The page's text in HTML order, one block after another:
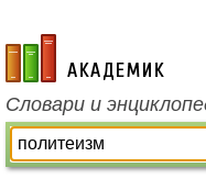
academic.ru
Словари и